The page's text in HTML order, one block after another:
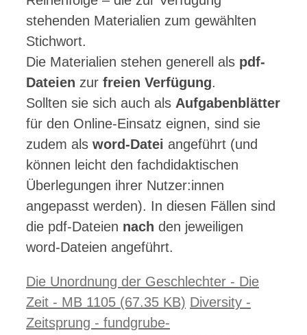
stehenden Materialien zum gewählten
Stichwort.
Die Materialien stehen generell als pdf-
Dateien zur freien Verfügung.
Sollten sie sich auch als Aufgabenblätter
für den Online-Einsatz eignen, sind sie
zudem als word-Datei angeführt (und
können leicht den fachdidaktischen
Überlegungen ihrer Nutzer:innen
angepasst werden). In diesen Fällen sind
die pdf-Dateien nach den jeweiligen
word-Dateien angeführt.
Die Unordnung der Geschlechter - Die
Zeit - MB 1105 (67.35 KB) Diversity -
Zeitsprung - fundgrube-